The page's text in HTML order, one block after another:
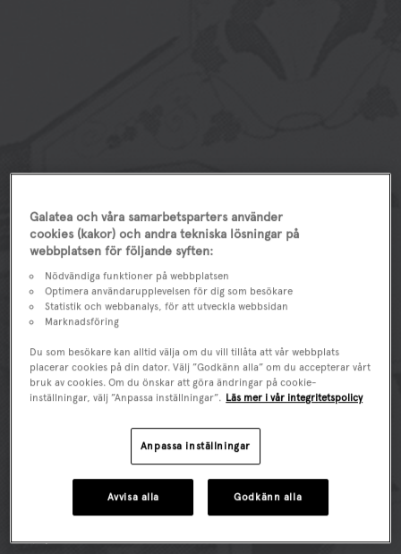
Stockholm och det rådde ingen tvekan om att den
karaktäristiska smaken hade sin härkomst från
huvudstaden, vattnet till bryggningen pumpades
nämligen upp från Riddarfjärden. Det nya ölet hade
inspirerats av de bayerska bryggeritraditionerna och även
om ölet nådde viss framgång vid starten så var det inte
förrän på 1870-talet som den stora succén kom då
Magnus Peterson) satte sin prägel på brygden.
Fler sorter såg dagens ljus och förutom Bayerskt öl så
Svagdricka, Iskällardricka, Porter, Skänköl och Spillöl. De
populära dryckerna spreds även till Oscar den II:s hov
och mot slutet av 1870-talet utsågs bryggeriet till Kunglig
Hovleverantör. Kring sekelskiftet var S:t Eriks det största
ölet i Stockholm och framgången kröntes med en ståtlig
utbyggnad av bryggeriet där varumärkets logotype fick
Galatea och våra samarbetsparters använder
cookies (kakor) och andra tekniska lösningar på
webbplatsen för följande syften:
Nödvändiga funktioner på webbplatsen
Optimera användarupplevelsen för dig som besökare
Statistik och webbanalys, för att utveckla webbsidan
Marknadsföring
Du som besökare kan alltid välja om du vill tillåta att vår webbplats
placerar cookies på din dator. Välj ”Godkänn alla” om du accepterar vårt
bruk av cookies. Om du önskar att göra ändringar på cookie-
inställningar, välj ”Anpassa inställningar”. Läs mer i vår integritetspolicy
Anpassa inställningar
Avvisa alla Godkänn alla